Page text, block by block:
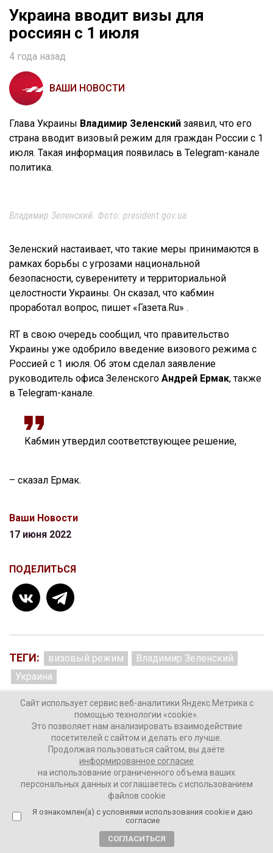
Украина вводит визы для
россиян с 1 июля
4 года назад
ВАШИ НОВОСТИ
Глава Украины Владимир Зеленский заявил, что его
страна вводит визовый режим для граждан России с 1
июля. Такая информация появилась в Telegram-канале
политика.
Владимир Зеленский. Фото: president.gov.ua
Зеленский настаивает, что такие меры принимаются в
рамках борьбы с угрозами национальной
безопасности, суверенитету и территориальной
целостности Украины. Он сказал, что кабмин
проработал вопрос, пишет «Газета.Ru» .
RT в свою очередь сообщил, что правительство
Украины уже одобрило введение визового режима с
Россией с 1 июля. Об этом сделал заявление
руководитель офиса Зеленского Андрей Ермак, также
в Telegram-канале.
Кабмин утвердил соответствующее решение,
– сказал Ермак.
Ваши Новости
17 июня 2022
ПОДЕЛИТЬСЯ
ТЕГИ: визовый режим
Владимир Зеленский
Украина
Комментировать
Путин перенес свое выступление
на ПМЭФ-2022 из-за DDOS-атак
Сайт использует сервис веб-аналитики Яндекс Метрика с
помощью технологии «cookie».
Это позволяет нам анализировать взаимодействие
посетителей с сайтом и делать его лучше.
Продолжая пользоваться сайтом, вы даёте
информированное согласие
на использование ограниченного объема ваших
персональных данных и соглашаетесь с использованием
файлов cookie
Я ознакомлен(а) с условиями использования cookie и даю
согласие
СОГЛАСИТЬСЯ